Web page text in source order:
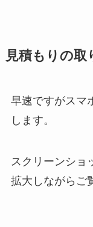
見積もりの取
早速ですがスマ
します。
スクリーンショ
拡大しながらご